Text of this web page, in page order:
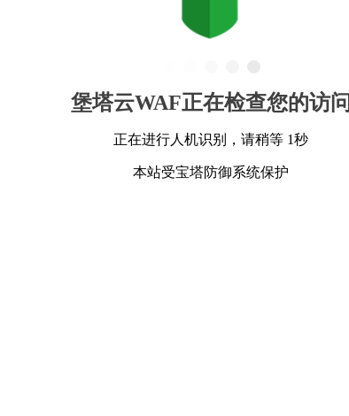
堡塔云WAF正在检查您的访问
正在进行人机识别，请稍等 1秒
本站受宝塔防御系统保护